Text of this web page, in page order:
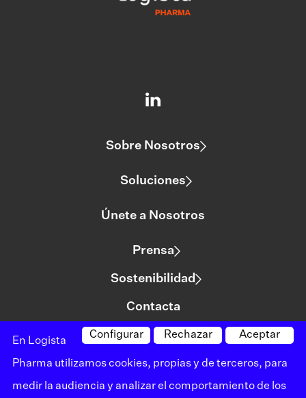
Sobre Nosotros
Soluciones
Únete a Nosotros
Prensa
Sostenibilidad
Contacta
©logista Todos los derechos reservados
Aviso legal
Aceptar
Rechazar
Configurar
En Logista
Pharma utilizamos cookies, propias y de terceros, para
medir la audiencia y analizar el comportamiento de los